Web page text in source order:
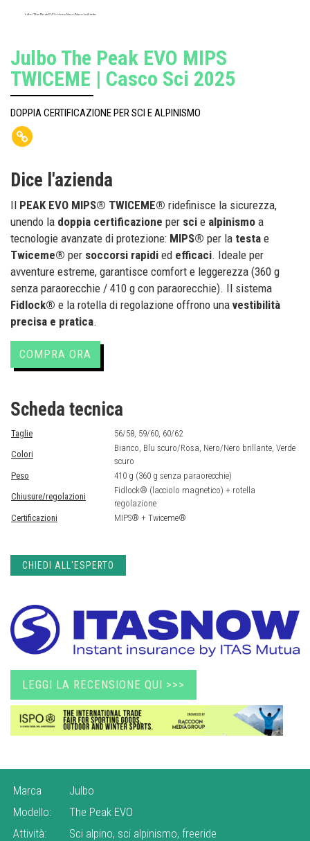
Julbo The Peak EVO colore Nero/Nero brillante
Julbo The Peak EVO MIPS
TWICEME | Casco Sci 2025
DOPPIA CERTIFICAZIONE PER SCI E ALPINISMO
Dice l'azienda
Il PEAK EVO MIPS® TWICEME® ridefinisce la sicurezza,
unendo la doppia certificazione per sci e alpinismo a
tecnologie avanzate di protezione: MIPS® per la testa e
Twiceme® per soccorsi rapidi ed efficaci. Ideale per
avventure estreme, garantisce comfort e leggerezza (360 g
senza paraorecchie / 410 g con paraorecchie). Il sistema
Fidlock® e la rotella di regolazione offrono una vestibilità
precisa e pratica.
COMPRA ORA
Scheda tecnica
Taglie
56/58, 59/60, 60/62
Colori
Bianco, Blu scuro/Rosa, Nero/Nero brillante, Verde
scuro
Peso
410 g (360 g senza paraorecchie)
Chiusure/regolazioni
Fidlock® (lacciolo magnetico) + rotella
regolazione
Certificazioni
MIPS® + Twiceme®
CHIEDI ALL'ESPERTO
LEGGI LA RECENSIONE QUI >>>
Marca
Julbo
Modello:
The Peak EVO
Attività:
Sci alpino, sci alpinismo, freeride